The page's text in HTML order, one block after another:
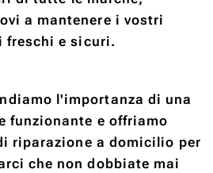
a mantenere i vostri
freschi e sicuri.
l'importanza di una
funzionante e offriamo
riparazione a domicilio per
che non dobbiate mai